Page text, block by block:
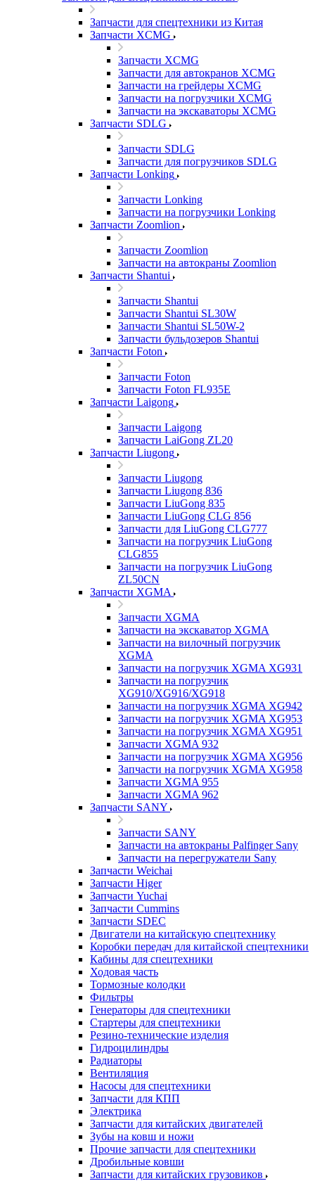
Запчасти для спецтехники из Китая
Запчасти XCMG
Запчасти XCMG
Запчасти для автокранов XCMG
Запчасти на грейдеры XCMG
Запчасти на погрузчики XCMG
Запчасти на экскаваторы XCMG
Запчасти SDLG
Запчасти SDLG
Запчасти для погрузчиков SDLG
Запчасти Lonking
Запчасти Lonking
Запчасти на погрузчики Lonking
Запчасти Zoomlion
Запчасти Zoomlion
Запчасти на автокраны Zoomlion
Запчасти Shantui
Запчасти Shantui
Запчасти Shantui SL30W
Запчасти Shantui SL50W-2
Запчасти бульдозеров Shantui
Запчасти Foton
Запчасти Foton
Запчасти Foton FL935E
Запчасти Laigong
Запчасти Laigong
Запчасти LaiGong ZL20
Запчасти Liugong
Запчасти Liugong
Запчасти Liugong 836
Запчасти LiuGong 835
Запчасти LiuGong CLG 856
Запчасти для LiuGong CLG777
Запчасти на погрузчик LiuGong
CLG855
Запчасти на погрузчик LiuGong
ZL50CN
Запчасти XGMA
Запчасти XGMA
Запчасти на экскаватор XGMA
Запчасти на вилочный погрузчик
XGMA
Запчасти на погрузчик XGMA XG931
Запчасти на погрузчик
XG910/XG916/XG918
Запчасти на погрузчик XGMA XG942
Запчасти на погрузчик XGMA XG953
Запчасти на погрузчик XGMA XG951
Запчасти XGMA 932
Запчасти на погрузчик XGMA XG956
Запчасти на погрузчик XGMA XG958
Запчасти XGMA 955
Запчасти XGMA 962
Запчасти SANY
Запчасти SANY
Запчасти на автокраны Palfinger Sany
Запчасти на перегружатели Sany
Запчасти Weichai
Запчасти Higer
Запчасти Yuchai
Запчасти Cummins
Запчасти SDEC
Двигатели на китайскую спецтехнику
Коробки передач для китайской спецтехники
Кабины для спецтехники
Ходовая часть
Тормозные колодки
Фильтры
Генераторы для спецтехники
Стартеры для спецтехники
Резино-технические изделия
Гидроцилиндры
Радиаторы
Вентиляция
Насосы для спецтехники
Запчасти для КПП
Электрика
Запчасти для китайских двигателей
Зубы на ковш и ножи
Прочие запчасти для спецтехники
Дробильные ковши
Запчасти для китайских грузовиков